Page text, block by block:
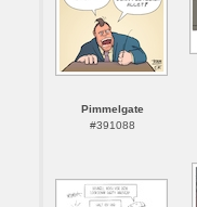
Pimmelgate
#391088